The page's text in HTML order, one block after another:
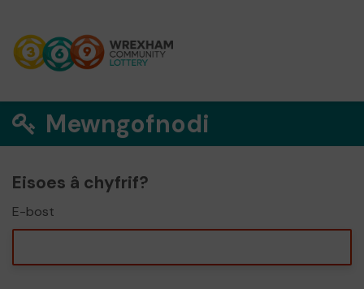
Mewngofnodi
Eisoes â chyfrif?
E-bost